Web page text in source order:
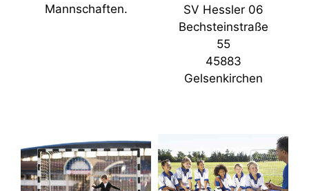
Mannschaften.
SV Hessler 06
Bechsteinstraße
55
45883
Gelsenkirchen